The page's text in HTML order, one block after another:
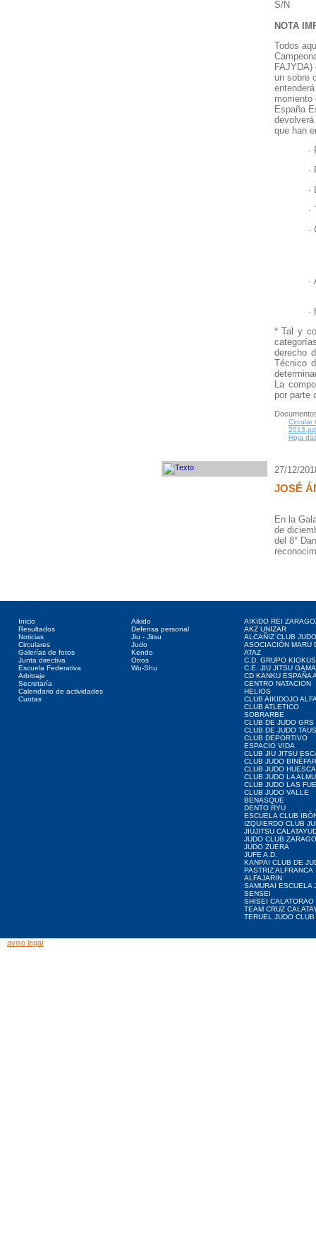
S/N
NOTA
Todos
FAJYDA)
un sobre
momento
España
que han
·
·
·
·
·
·
·
* Tal y
derecho
Técnico
La
por parte
Circular
Hoja
27/12/
JOSÉ
En la
de
del 8°
Inicio
Resultados
Noticias
Circulares
Galerías de fotos
Junta directiva
Escuela Federativa
Arbitraje
Secretaría
Calendario de actividades
Cuotas
Aikido
Defensa personal
Jiu - Jitsu
Judo
Kendo
Otros
Wu-Shu
AIKIDO REI
AKZ UNIZAR
ALCAÑIZ CLUB JUDO
ASOCIACIÓN MARU
ATAZ
C.D. GRUPO
C.E. JIU JITSU
CD KANKU ESPAÑA
CENTRO NATACION
HELIOS
CLUB AIKIDOJO
CLUB ATLETICO
SOBRARBE
CLUB DE JUDO GRS
CLUB DE JUDO
CLUB DEPORTIVO
ESPACIO VIDA
CLUB JIU JITSU
CLUB JUDO BINÉFAR
CLUB JUDO HUESCA
CLUB JUDO LA
CLUB JUDO LAS
CLUB JUDO VALLE
BENASQUE
DENTO RYU
ESCUELA CLUB
IZQUIERDO CLUB
JIUJITSU
JUDO CLUB
JUDO ZUERA
JUFE A.D.
KANPAI CLUB DE
PASTRIZ ALFRANCA
ALFAJARIN
SAMURAI ESCUELA
SENSEI
SHISEI CALATORAO
TEAM CRUZ
TERUEL JUDO CLUB
aviso legal